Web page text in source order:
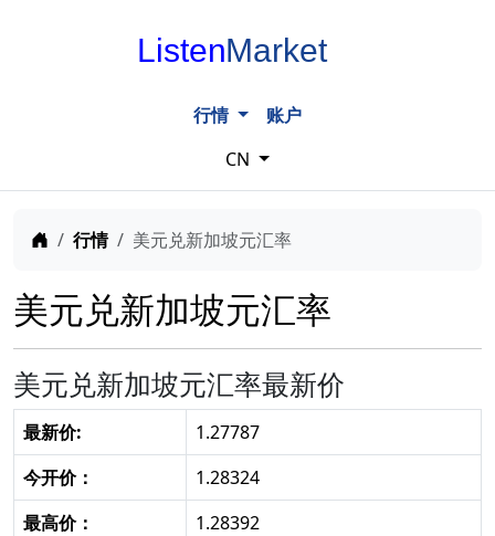
ListenMarket
行情
账户
CN
Home
行情 美元兑新加坡元汇率
美元兑新加坡元汇率
美元兑新加坡元汇率最新价
最新价:
1.27787
今开价：
1.28324
最高价：
1.28392